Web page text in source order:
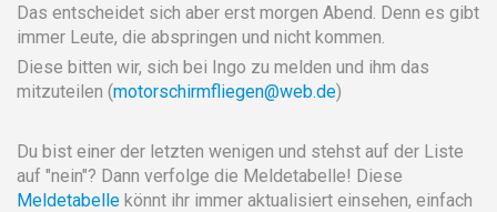
Das entscheidet sich aber erst morgen Abend. Denn es gibt
immer Leute, die abspringen und nicht kommen.
Diese bitten wir, sich bei Ingo zu melden und ihm das
mitzuteilen (motorschirmfliegen@web.de)
Du bist einer der letzten wenigen und stehst auf der Liste
auf "nein"? Dann verfolge die Meldetabelle! Diese
Meldetabelle könnt ihr immer aktualisiert einsehen, einfach